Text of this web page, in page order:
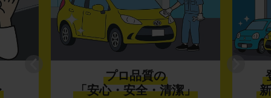
プロ品質の
「安心・安全・清潔」